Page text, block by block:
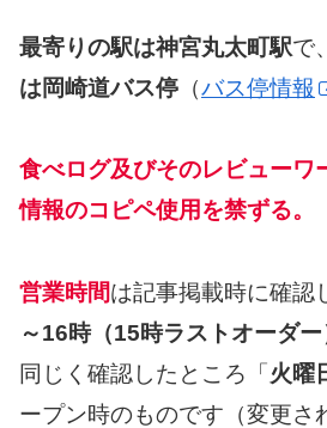
最寄りの駅は神宮丸太町駅で、
は岡崎道バス停 （バス停情報
食べログ及びそのレビューワ
情報のコピペ使用を禁ずる。
営業時間は記事掲載時に確認
～16時（15時ラストオーダー
同じく確認したところ「火曜
ープン時のものです（変更さ